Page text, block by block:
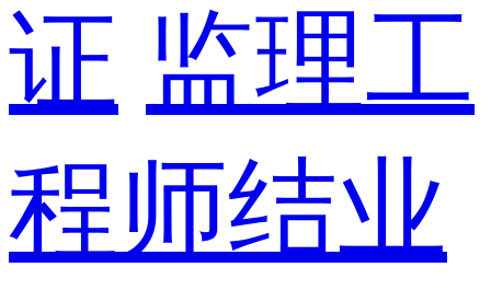
证 监理工
程师结业